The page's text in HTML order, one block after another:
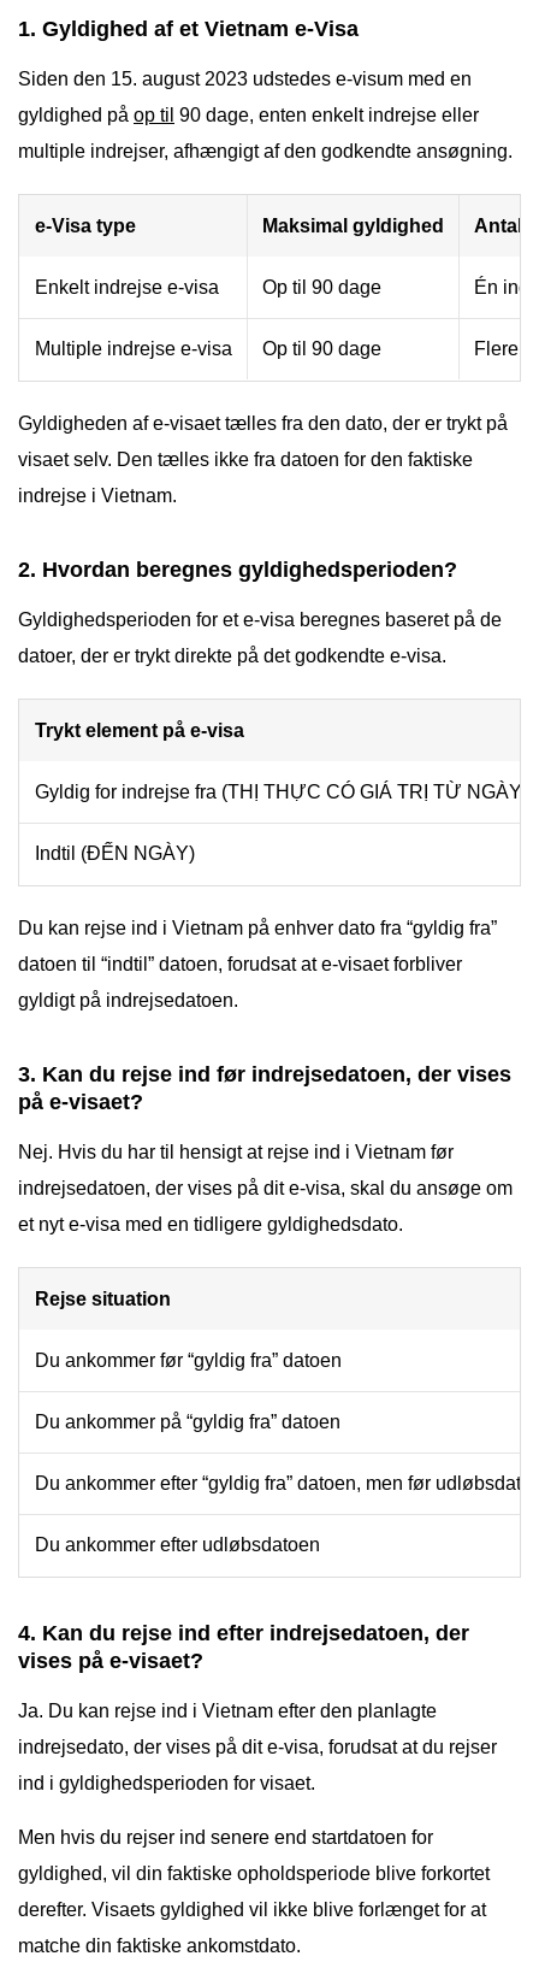
1. Gyldighed af et Vietnam e-Visa
Siden den 15. august 2023 udstedes e-visum med en
gyldighed på op til 90 dage, enten enkelt indrejse eller
multiple indrejser, afhængigt af den godkendte ansøgning.
e-Visa type Maksimal gyldighed Antal
Enkelt indrejse e-visa Op til 90 dage Én
Multiple indrejse e-visa Op til 90 dage Flere
Gyldigheden af e-visaet tælles fra den dato, der er trykt på
visaet selv. Den tælles ikke fra datoen for den faktiske
indrejse i Vietnam.
2. Hvordan beregnes gyldighedsperioden?
Gyldighedsperioden for et e-visa beregnes baseret på de
datoer, der er trykt direkte på det godkendte e-visa.
Trykt element på e-visa
Gyldig for indrejse fra (THỊ THỰC CÓ GIÁ TRỊ TỪ NGÀY)
Indtil (ĐẾN NGÀY)
Du kan rejse ind i Vietnam på enhver dato fra “gyldig fra”
datoen til “indtil” datoen, forudsat at e-visaet forbliver
gyldigt på indrejsedatoen.
3. Kan du rejse ind før indrejsedatoen, der vises
på e-visaet?
Nej. Hvis du har til hensigt at rejse ind i Vietnam før
indrejsedatoen, der vises på dit e-visa, skal du ansøge om
et nyt e-visa med en tidligere gyldighedsdato.
Rejse situation
Du ankommer før “gyldig fra” datoen
Du ankommer på “gyldig fra” datoen
Du ankommer efter “gyldig fra” datoen, men før
Du ankommer efter udløbsdatoen
4. Kan du rejse ind efter indrejsedatoen, der
vises på e-visaet?
Ja. Du kan rejse ind i Vietnam efter den planlagte
indrejsedato, der vises på dit e-visa, forudsat at du rejser
ind i gyldighedsperioden for visaet.
Men hvis du rejser ind senere end startdatoen for
gyldighed, vil din faktiske opholdsperiode blive forkortet
derefter. Visaets gyldighed vil ikke blive forlænget for at
matche din faktiske ankomstdato.